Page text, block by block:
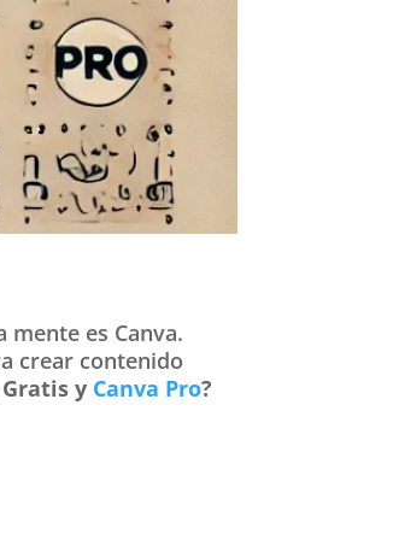
es Canva.
crear contenido
y Canva Pro?